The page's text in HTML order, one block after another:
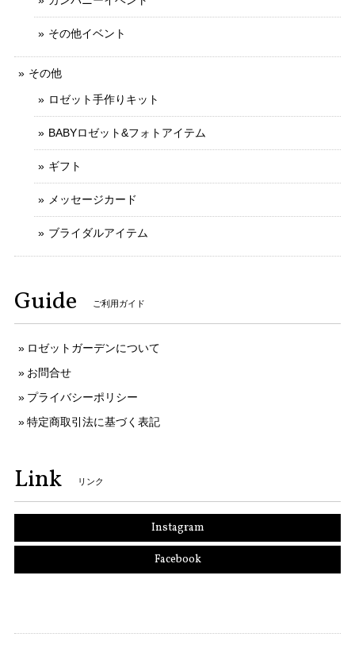
その他イベント
その他
ロゼット手作りキット
BABYロゼット&フォトアイテム
ギフト
メッセージカード
ブライダルアイテム
Guide ご利用ガイド
ロゼットガーデンについて
お問合せ
プライバシーポリシー
特定商取引法に基づく表記
Link リンク
Instagram
Facebook